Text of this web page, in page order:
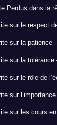
Perdus dans la
sur le respect
sur la patience
sur la tolérance
sur le rôle de
sur
sur les cours